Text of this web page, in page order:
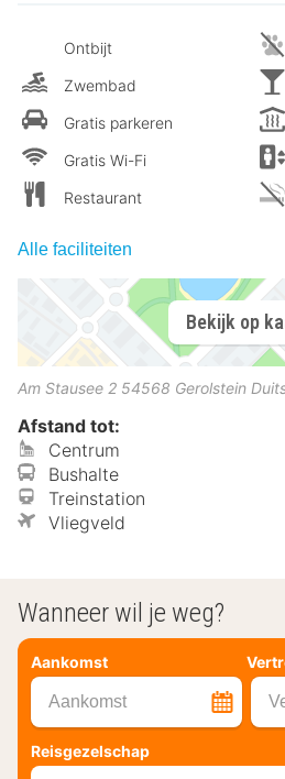
Ontbijt
Zwembad
Gratis parkeren
Gratis Wi-Fi
Restaurant
Alle faciliteiten
Bekijk op
Am Stausee 2 54568 Gerolstein
Afstand tot:
Centrum
Bushalte
Treinstation
Vliegveld
Wanneer wil je weg?
Aankomst
Aankomst
Reisgezelschap